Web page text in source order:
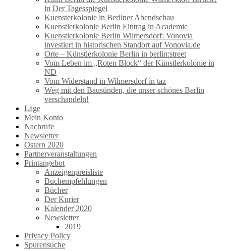
in Der Tagesspiegel
Kuensterkolonie in Berliner Abendschau
Kuenstlerkolonie Berlin Eintrag in Academic
Kuenstlerkolonie Berlin Wilmersdorf: Vonovia
investiert in historischen Standort auf Vonovia.de
Orte – Künstlerkolonie Berlin in berlin:street
Vom Leben im „Roten Block“ der Künstlerkolonie in
ND
Vom Widerstand in Wilmersdorf in taz
Weg mit den Bausünden, die unser schönes Berlin
verschandeln!
Lage
Mein Konto
Nachrufe
Newsletter
Ostern 2020
Partnerveranstaltungen
Printangebot
Anzeigenpreisliste
Buchempfehlungen
Bücher
Der Kurier
Kalender 2020
Newsletter
2019
Privacy Policy
Spurensuche